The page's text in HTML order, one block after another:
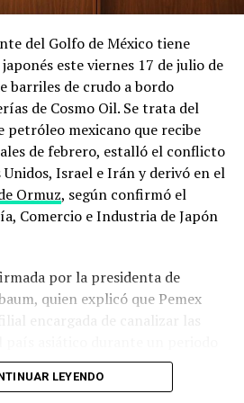
y garantizar la libre
la administración
mantener un control naval total
que el Departamento de Defensa
militares para intentar
puedan salir del Golfo
y los ataques a
las alarmas
de los últimos días ilustra el
la situación. El 31 de julio, un
con gas natural licuado catarí
sur del estrecho, frente a las
le provocó daños severos en su
del Golfo de México tiene
este viernes 17 de julio de
barriles de crudo a bordo
de Cosmo Oil. Se trata del
petróleo mexicano que recibe
de febrero, estalló el conflicto
Israel e Irán y derivó en el
Ormuz, según confirmó el
Comercio e Industria de Japón
por la presidenta de
quien explicó que Pemex
encargada de canalizar las
sido precisado por el gobierno
LEYENDO